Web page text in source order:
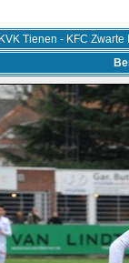
KVK Tienen - KFC